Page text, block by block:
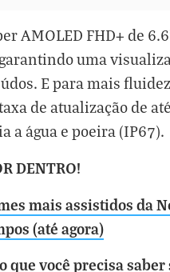
AMOLED FHD+ de
uma
E para mais
de atualização de
a água e poeira (IP67).
DENTRO!
mais assistidos da
(até agora)
que você precisa